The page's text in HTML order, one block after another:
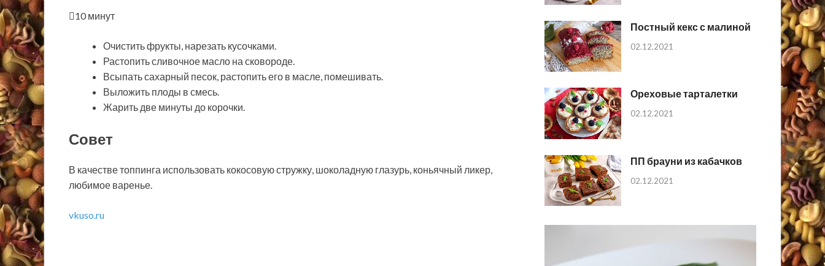
10 минут
Очистить фрукты, нарезать кусочками.
Растопить сливочное масло на сковороде.
Всыпать сахарный песок, растопить его в масле, помешивать.
Выложить плоды в смесь.
Жарить две минуты до корочки.
Совет
В качестве топпинга использовать кокосовую стружку, шоколадную глазурь, коньячный ликер,
любимое варенье.
vkuso.ru
Постный кекс с малиной
02.12.2021
Ореховые тарталетки
02.12.2021
ПП брауни из кабачков
02.12.2021